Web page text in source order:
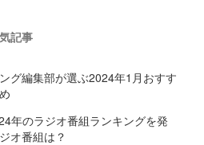
気記事
グ編集部が選ぶ2024年1月おすす
年のラジオ番組ランキングを発
オ番組は？